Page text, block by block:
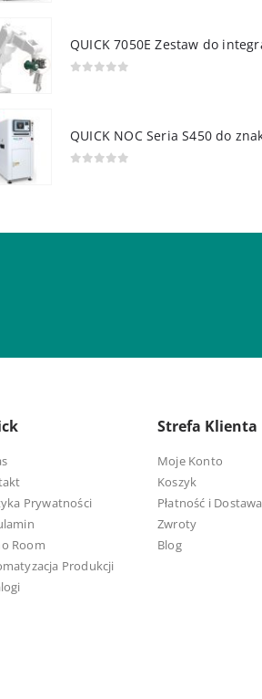
Prywatności
Room
Produkcji
Strefa Klienta
Moje Konto
Koszyk
Płatność i Dostawa
Zwroty
Blog